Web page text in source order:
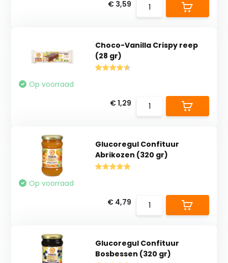
€ 3,59
Choco-Vanilla Crispy reep
(28 gr)
Op voorraad
€ 1,29
Glucoregul Confituur
Abrikozen (320 gr)
Op voorraad
€ 4,79
Glucoregul Confituur
Bosbessen (320 gr)